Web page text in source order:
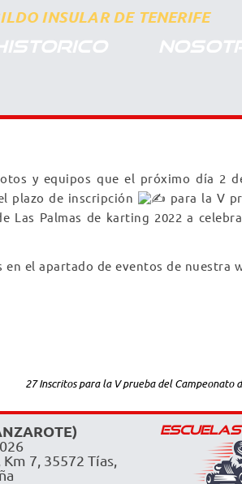
INSULAR DE TENERIFE
y equipos que el próximo día 2
plazo de inscripción
para la V
Las Palmas de karting 2022 a
el apartado de eventos de nuestra
27 Inscritos para la V prueba del Campeonato
7, 35572 Tías,